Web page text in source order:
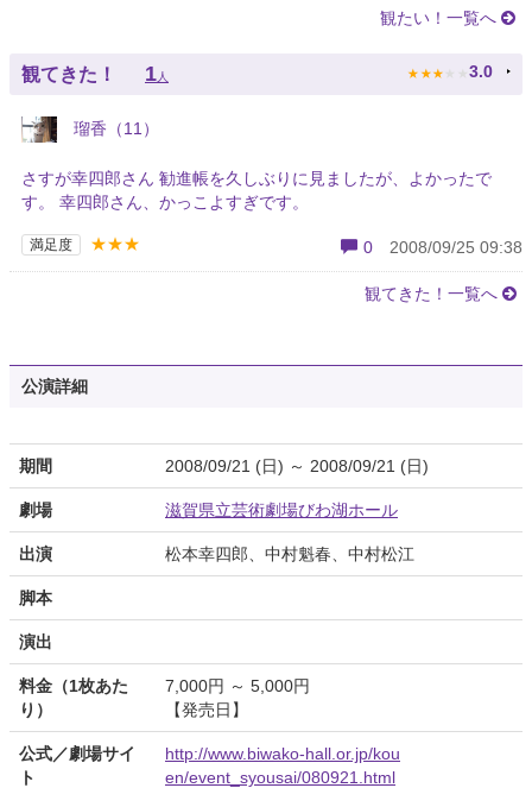
観たい！一覧へ
観てきた！ 1 人 ★ ★ ★ ★ ★ 3.0
瑠香（11）
さすが幸四郎さん 勧進帳を久しぶりに見ましたが、よかったで
す。 幸四郎さん、かっこよすぎです。
満足度 ★★★ 0 2008/09/25 09:38
観てきた！一覧へ
公演詳細
期間 2008/09/21 (日) ～ 2008/09/21 (日)
劇場 滋賀県立芸術劇場びわ湖ホール
出演 松本幸四郎、中村魁春、中村松江
脚本
演出
料金（1枚あた
り）
7,000円 ～ 5,000円
【発売日】
公式／劇場サイ
ト
http://www.biwako-hall.or.jp/kou
en/event_syousai/080921.html